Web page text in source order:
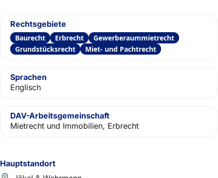
Hauptstandort
Rechtsgebiete
Baurecht Erbrecht
Gewerberaummietrecht
Grundstücksrecht
Miet- und Pachtrecht
Sprachen
Englisch
DAV-Arbeitsgemeinschaft
Mietrecht und Immobilien, Erbrecht